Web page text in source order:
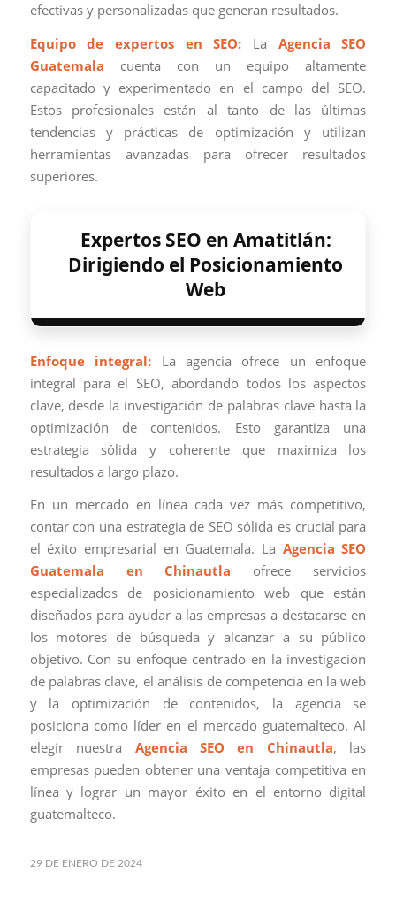
efectivas y personalizadas que generan resultados.
Equipo de expertos en SEO: La Agencia SEO
Guatemala cuenta con un equipo altamente
capacitado y experimentado en el campo del SEO.
Estos profesionales están al tanto de las últimas
tendencias y prácticas de optimización y utilizan
herramientas avanzadas para ofrecer resultados
superiores.
Expertos SEO en Amatitlán:
Dirigiendo el Posicionamiento
Web
Enfoque integral: La agencia ofrece un enfoque
integral para el SEO, abordando todos los aspectos
clave, desde la investigación de palabras clave hasta la
optimización de contenidos. Esto garantiza una
estrategia sólida y coherente que maximiza los
resultados a largo plazo.
En un mercado en línea cada vez más competitivo,
contar con una estrategia de SEO sólida es crucial para
el éxito empresarial en Guatemala. La Agencia SEO
Guatemala en Chinautla ofrece servicios
especializados de posicionamiento web que están
diseñados para ayudar a las empresas a destacarse en
los motores de búsqueda y alcanzar a su público
objetivo. Con su enfoque centrado en la investigación
de palabras clave, el análisis de competencia en la web
y la optimización de contenidos, la agencia se
posiciona como líder en el mercado guatemalteco. Al
elegir nuestra Agencia SEO en Chinautla, las
empresas pueden obtener una ventaja competitiva en
línea y lograr un mayor éxito en el entorno digital
guatemalteco.
29 DE ENERO DE 2024